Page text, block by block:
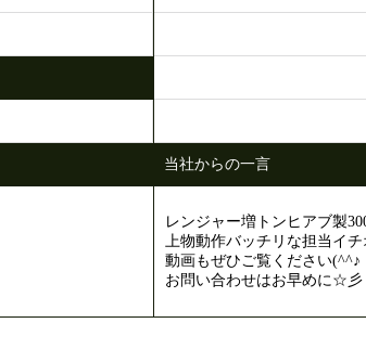
当社からの一言
レンジャー増トンヒアブ製
上物動作バッチリな担当イチ
動画もぜひご覧ください(^^♪
お問い合わせはお早めに☆彡